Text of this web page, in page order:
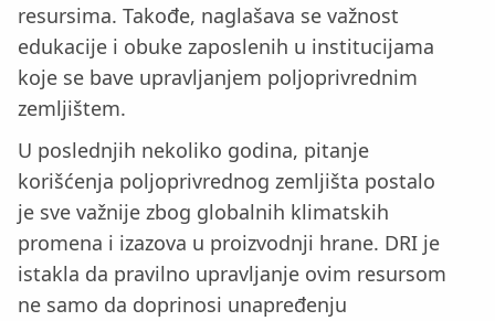
resursima. Takođe, naglašava se važnost
edukacije i obuke zaposlenih u institucijama
koje se bave upravljanjem poljoprivrednim
zemljištem.
U poslednjih nekoliko godina, pitanje
korišćenja poljoprivrednog zemljišta postalo
je sve važnije zbog globalnih klimatskih
promena i izazova u proizvodnji hrane. DRI je
istakla da pravilno upravljanje ovim resursom
ne samo da doprinosi unapređenju